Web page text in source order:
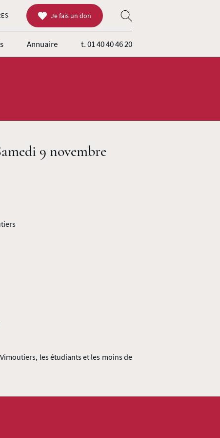
Annuaire t. 01 40 40 46 20
Je fais un don
9 novembre
les étudiants et les moins de